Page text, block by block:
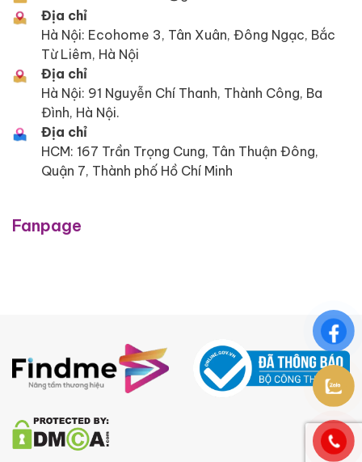
Địa chỉ
Hà Nội: Ecohome 3, Tân Xuân, Đông Ngạc, Bắc
Từ Liêm, Hà Nội
Địa chỉ
Hà Nội: 91 Nguyễn Chí Thanh, Thành Công, Ba
Đình, Hà Nội.
Địa chỉ
HCM: 167 Trần Trọng Cung, Tân Thuận Đông,
Quận 7, Thành phố Hồ Chí Minh
Fanpage